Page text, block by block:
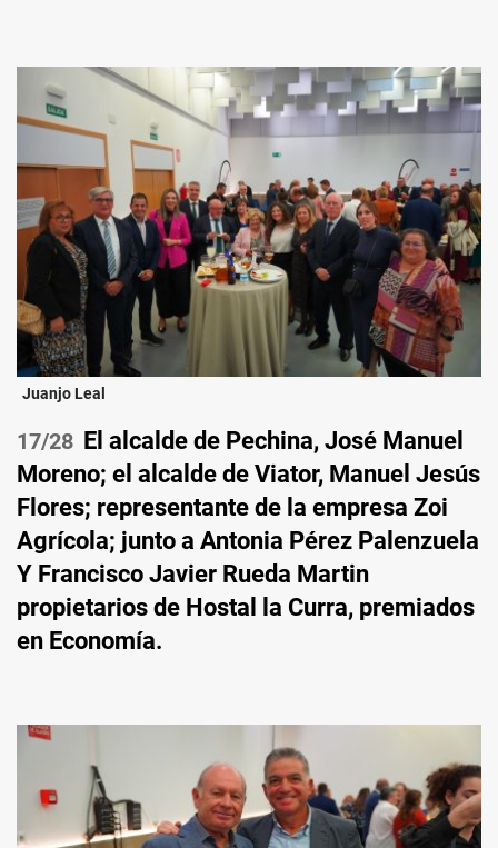
Juanjo Leal
/28 El alcalde de Pechina, José Manuel
Moreno; el alcalde de Viator, Manuel Jesús
Flores; representante de la empresa Zoi
Agrícola; junto a Antonia Pérez Palenzuela
Y Francisco Javier Rueda Martin
propietarios de Hostal la Curra, premiados
en Economía.